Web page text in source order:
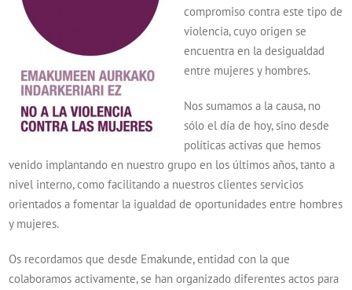
compromiso contra este tipo de
violencia, cuyo origen se
encuentra en la desigualdad
entre mujeres y hombres.
Nos sumamos a la causa, no
sólo el día de hoy, sino desde
políticas activas que hemos
venido implantando en nuestro grupo en los últimos años, tanto a
nivel interno, como facilitando a nuestros clientes servicios
orientados a fomentar la igualdad de oportunidades entre hombres
y mujeres.
Os recordamos que desde Emakunde, entidad con la que
colaboramos activamente, se han organizado diferentes actos para